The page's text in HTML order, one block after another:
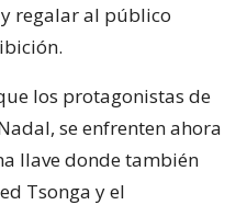
regalar al público
los protagonistas de
se enfrenten ahora
llave donde también
Tsonga y el